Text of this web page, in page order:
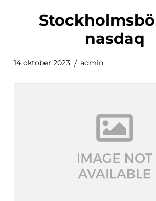
stockholmsbörsen
nasdaq
14 oktober 2023 admin